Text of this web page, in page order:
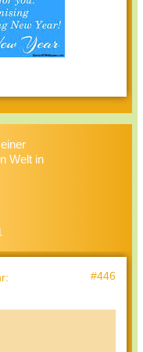
Welt in
: #446